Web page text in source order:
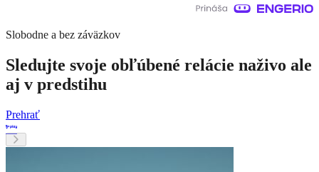
Slobodne a bez záväzkov
Sledujte svoje obľúbené relácie naživo ale
aj v predstihu
Prehrať